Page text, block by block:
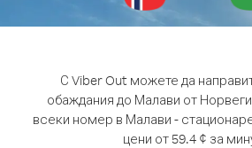
С Viber Out можете да
обаждания до Малави от
всеки номер в Малави -
цени от 59.4 ¢ за